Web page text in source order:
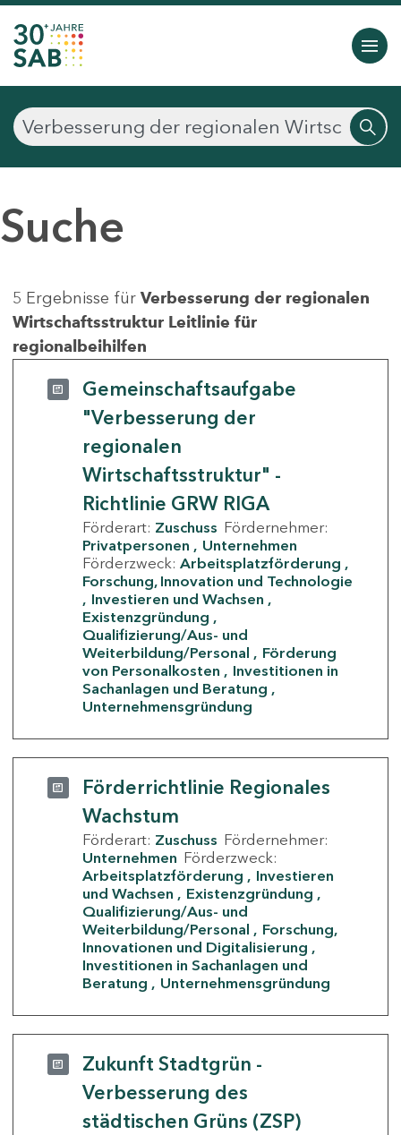
Suche
5 Ergebnisse für Verbesserung der regionalen
Wirtschaftsstruktur Leitlinie für
regionalbeihilfen
Gemeinschaftsaufgabe
"Verbesserung der
regionalen
Wirtschaftsstruktur" -
Richtlinie GRW RIGA
Förderart: Zuschuss Fördernehmer:
Privatpersonen
Unternehmen
Förderzweck: Arbeitsplatzförderung
Forschung, Innovation und Technologie
Investieren und Wachsen
Existenzgründung
Qualifizierung/Aus- und
Weiterbildung/Personal
Förderung
von Personalkosten
Investitionen in
Sachanlagen und Beratung
Unternehmensgründung
Förderrichtlinie Regionales
Wachstum
Förderart: Zuschuss Fördernehmer:
Unternehmen Förderzweck:
Arbeitsplatzförderung
Investieren
und Wachsen
Existenzgründung
Qualifizierung/Aus- und
Weiterbildung/Personal
Forschung,
Innovationen und Digitalisierung
Investitionen in Sachanlagen und
Beratung
Unternehmensgründung
Zukunft Stadtgrün -
Verbesserung des
städtischen Grüns (ZSP)